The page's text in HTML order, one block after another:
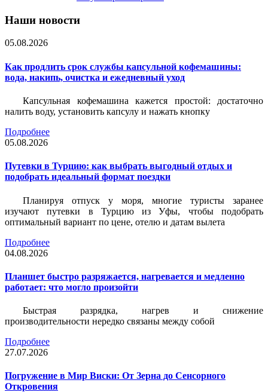
Наши новости
05.08.2026
Как продлить срок службы капсульной кофемашины:
вода, накипь, очистка и ежедневный уход
Капсульная кофемашина кажется простой: достаточно
налить воду, установить капсулу и нажать кнопку
Подробнее
05.08.2026
Путевки в Турцию: как выбрать выгодный отдых и
подобрать идеальный формат поездки
Планируя отпуск у моря, многие туристы заранее
изучают путевки в Турцию из Уфы, чтобы подобрать
оптимальный вариант по цене, отелю и датам вылета
Подробнее
04.08.2026
Планшет быстро разряжается, нагревается и медленно
работает: что могло произойти
Быстрая разрядка, нагрев и снижение
производительности нередко связаны между собой
Подробнее
27.07.2026
Погружение в Мир Виски: От Зерна до Сенсорного
Откровения